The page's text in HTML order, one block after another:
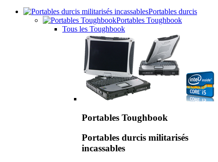
Portables durcis
Portables Toughbook
Tous les Toughbook
Portables Toughbook
Portables durcis militarisés
incassables